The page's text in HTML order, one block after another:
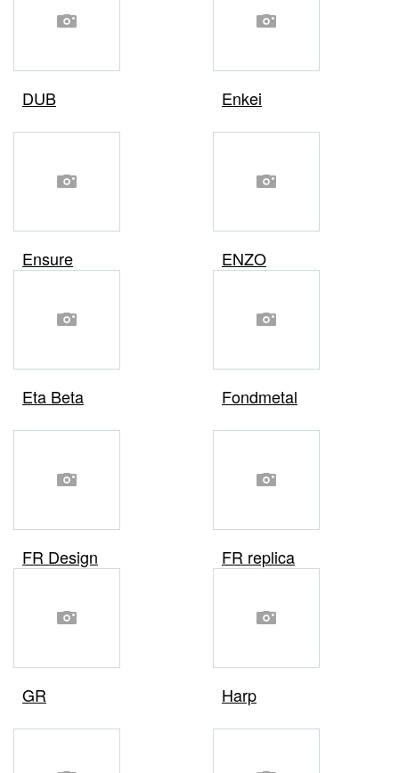
DUB Enkei
Ensure ENZO
Eta Beta Fondmetal
FR Design FR replica
GR Harp